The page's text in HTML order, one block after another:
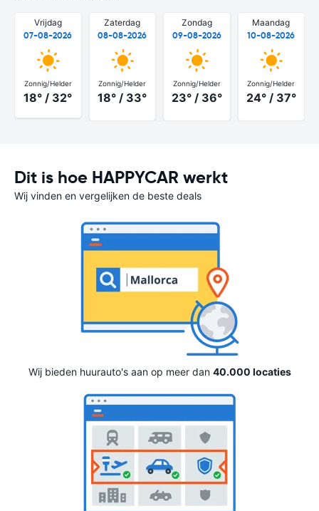
Vrijdag
07-08-2026
Zonnig/Helder
18° / 32°
Zaterdag
08-08-2026
Zonnig/Helder
18° / 33°
Zondag
09-08-2026
Zonnig/Helder
23° / 36°
Maandag
10-08-2026
Zonnig/Helder
24° / 37°
Dit is hoe HAPPYCAR werkt
Wij vinden en vergelijken de beste deals
Wij bieden huurauto's aan op meer dan 40.000 locaties